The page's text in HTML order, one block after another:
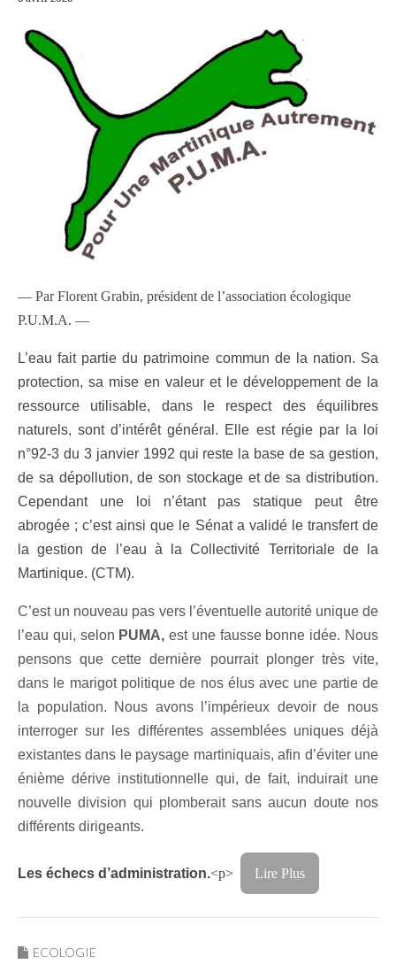
— Par Florent Grabin, président de l’association écologique
P.U.M.A. —
L’eau fait partie du patrimoine commun de la nation. Sa
protection, sa mise en valeur et le développement de la
ressource utilisable, dans le respect des équilibres
naturels, sont d’intérêt général. Elle est régie par la loi
n°92-3 du 3 janvier 1992 qui reste la base de sa gestion,
de sa dépollution, de son stockage et de sa distribution.
Cependant une loi n’étant pas statique peut être
abrogée ; c’est ainsi que le Sénat a validé le transfert de
la gestion de l’eau à la Collectivité Territoriale de la
Martinique. (CTM).
C’est un nouveau pas vers l’éventuelle autorité unique de
l’eau qui, selon PUMA, est une fausse bonne idée. Nous
pensons que cette dernière pourrait plonger très vite,
dans le marigot politique de nos élus avec une partie de
la population. Nous avons l’impérieux devoir de nous
interroger sur les différentes assemblées uniques déjà
existantes dans le paysage martiniquais, afin d’éviter une
énième dérive institutionnelle qui, de fait, induirait une
nouvelle division qui plomberait sans aucun doute nos
différents dirigeants.
Les échecs d’administration.<p> Lire Plus
ECOLOGIE